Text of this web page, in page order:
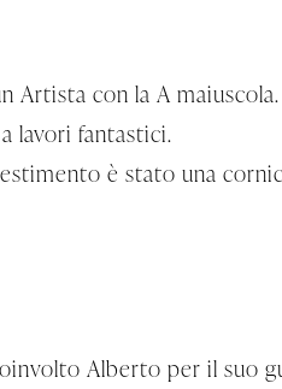
Artista con la A
lavori fantastici.
è stato una
Alberto per il suo